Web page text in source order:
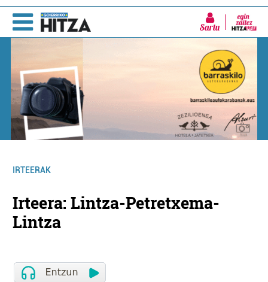
Sartu
IRTEERAK
Irteera: Lintza-Petretxema-
Lintza